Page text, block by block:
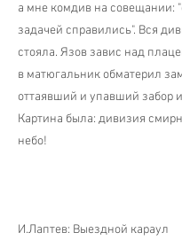
а мне комдив на совещании:
задачей справились". Вся
стояла. Язов завис над
в матюгальник обматерил
оттаявший и упавший забор
Картина была: дивизия
небо!
И.Лаптев: Выездной караул